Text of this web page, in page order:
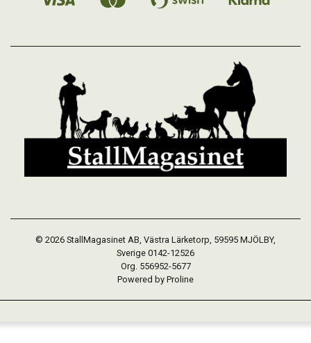
© 2026 StallMagasinet AB, Västra Lärketorp, 59595 MJÖLBY,
Sverige 0142-12526
Org. 556952-5677
Powered by Proline